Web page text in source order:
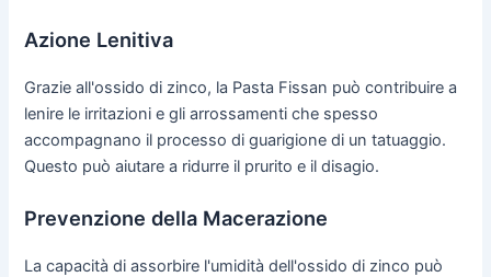
Azione Lenitiva
Grazie all'ossido di zinco, la Pasta Fissan può contribuire a
lenire le irritazioni e gli arrossamenti che spesso
accompagnano il processo di guarigione di un tatuaggio.
Questo può aiutare a ridurre il prurito e il disagio.
Prevenzione della Macerazione
La capacità di assorbire l'umidità dell'ossido di zinco può